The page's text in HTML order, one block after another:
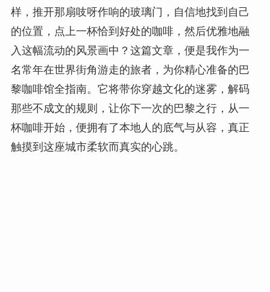
样，推开那扇吱呀作响的玻璃门，自信地找到自己
的位置，点上一杯恰到好处的咖啡，然后优雅地融
入这幅流动的风景画中？这篇文章，便是我作为一
名常年在世界街角游走的旅者，为你精心准备的巴
黎咖啡馆全指南。它将带你穿越文化的迷雾，解码
那些不成文的规则，让你下一次的巴黎之行，从一
杯咖啡开始，便拥有了本地人的底气与从容，真正
触摸到这座城市柔软而真实的心跳。